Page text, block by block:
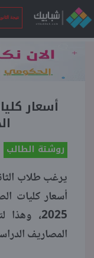
نتيجة
أسعار
روشتة الطالب
يرغب طلاب
2025،
المصاريف